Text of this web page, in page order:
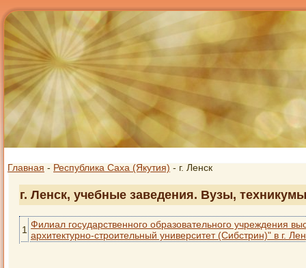
Главная - Республика Саха (Якутия) - г. Ленск
г. Ленск, учебные заведения. Вузы,
1 Филиал государственного образовательного учреждения
архитектурно-строительный университет (Сибстрин)" в г.